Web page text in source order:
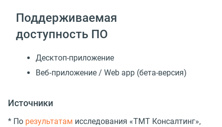
Поддерживаемая
доступность ПО
Десктоп-приложение
Веб‑приложение / Web app (бета-версия)
Источники
* По результатам исследования «TMT Консалтинг»,